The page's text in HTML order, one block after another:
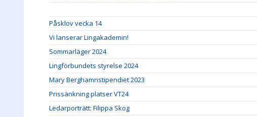
Påsklov vecka 14
Vi lanserar Lingakademin!
Sommarläger 2024
Lingförbundets styrelse 2024
Mary Berghamnstipendiet 2023
Prissänkning platser VT24
Ledarporträtt: Filippa Skog